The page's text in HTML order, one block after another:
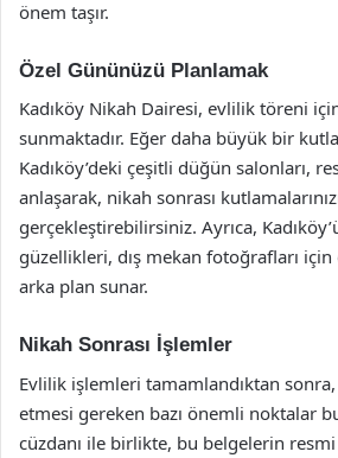
önem taşır.
Özel Gününüzü Planlamak
Kadıköy Nikah Dairesi, evlilik töreni
sunmaktadır. Eğer daha büyük bir
Kadıköy’deki çeşitli düğün salonları,
anlaşarak, nikah sonrası
gerçekleştirebilirsiniz. Ayrıca,
güzellikleri, dış mekan fotoğrafları
arka plan sunar.
Nikah Sonrası İşlemler
Evlilik işlemleri tamamlandıktan
etmesi gereken bazı önemli noktalar
cüzdanı ile birlikte, bu belgelerin